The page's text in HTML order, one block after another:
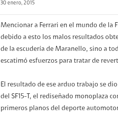
m
30 enero, 2015
Mencionar a Ferrari en el mundo de la
debido a esto los malos resultados
de la escudería de Maranello, sino a
escatimó esfuerzos para tratar de
El resultado de ese arduo trabajo se
del SF15-T, el rediseñado monoplaza
primeros planos del deporte